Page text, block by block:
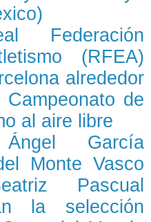
Federación
(RFEA)
alrededor
de
al aire libre
García
Monte Vasco
Pascual
la selección